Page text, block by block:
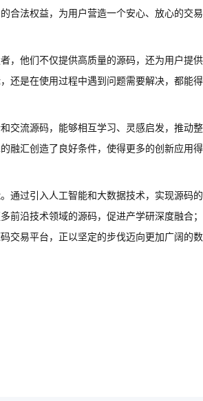
合法权益，为用户营造一个安心、放心的交
，他们不仅提供高质量的源码，还为用户提
还是在使用过程中遇到问题需要解决，都能
交流源码，能够相互学习、灵感启发，推动
融汇创造了良好条件，使得更多的创新应用
通过引入人工智能和大数据技术，实现源码
前沿技术领域的源码，促进产学研深度融合
交易平台，正以坚定的步伐迈向更加广阔的